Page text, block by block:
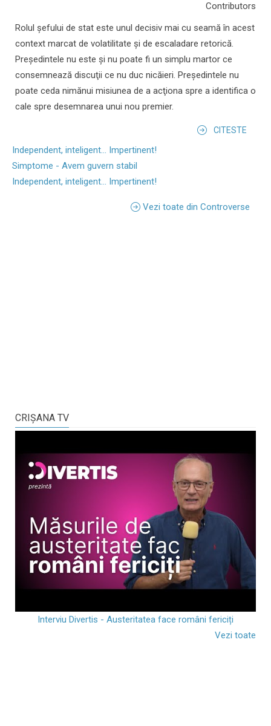
Contributors
Rolul şefului de stat este unul decisiv mai cu seamă în acest
context marcat de volatilitate şi de escaladare retorică.
Preşedintele nu este şi nu poate fi un simplu martor ce
consemnează discuţii ce nu duc nicăieri. Preşedintele nu
poate ceda nimănui misiunea de a acţiona spre a identifica o
cale spre desemnarea unui nou premier.
CITESTE
Independent, inteligent... Impertinent!
Simptome - Avem guvern stabil
Independent, inteligent... Impertinent!
Vezi toate din Controverse
CRIŞANA TV
Interviu Divertis - Austeritatea face români fericiți
Vezi toate